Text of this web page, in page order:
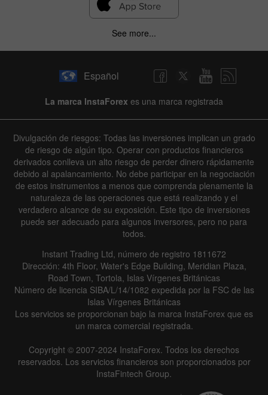
See more...
Español
La marca InstaForex es una marca registrada
Divulgación de riesgos: Todas las inversiones implican un grado
de riesgo de algún tipo. Operar con productos financieros
derivados conlleva un alto riesgo de perder dinero rápidamente
debido al apalancamiento. No debe participar en la negociación
de estos instrumentos a menos que comprenda plenamente la
naturaleza de las operaciones que está realizando y el
verdadero alcance de su exposición. Este tipo de inversiones
puede ser adecuado para algunos inversores, pero no para
todos.
Instant Trading Ltd, número de registro 1811672
Dirección: 4th Floor, Water's Edge Building, Meridian Plaza,
Road Town, Tortola, Islas Vírgenes Británicas
Número de licencia SIBA/L/14/1082 expedida por la FSC de las
Islas Vírgenes Británicas
Los servicios se proporcionan bajo la marca InstaForex que es
un marca comercial registrada.
Copyright © 2007-2024 InstaForex. Todos los derechos
reservados. Los servicios financieros son proporcionados por
InstaFintech Group.